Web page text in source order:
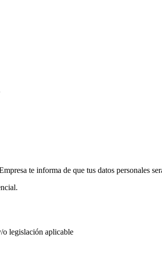
te informa de que tus datos personales
o legislación aplicable